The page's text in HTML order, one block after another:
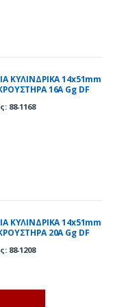
ΚΥΛΙΝΔΡΙΚΑ 14x51mm
16Α Gg DF
88-1168
ΚΥΛΙΝΔΡΙΚΑ 14x51mm
20Α Gg DF
88-1208